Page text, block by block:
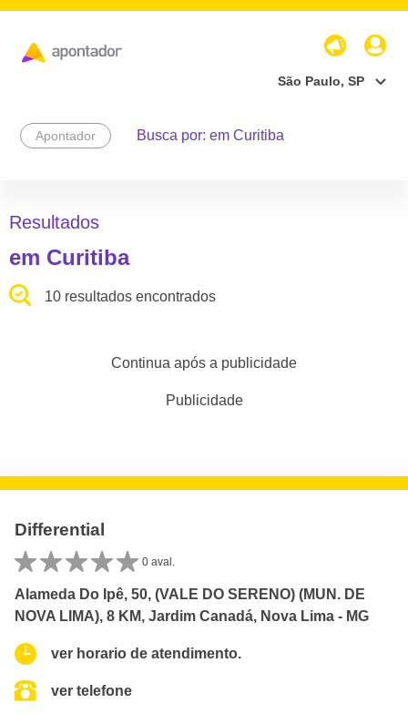
São Paulo, SP
Apontador Busca por: em Curitiba
Resultados
em Curitiba
10 resultados encontrados
Continua após a publicidade
Publicidade
Differential
0 aval.
Alameda Do Ipê, 50, (VALE DO SERENO) (MUN. DE
NOVA LIMA), 8 KM, Jardim Canadá, Nova Lima - MG
ver horario de atendimento.
ver telefone